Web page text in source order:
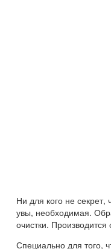
Ни для кого не секрет,
увы, необходимая.
очистки.
Специально для того,